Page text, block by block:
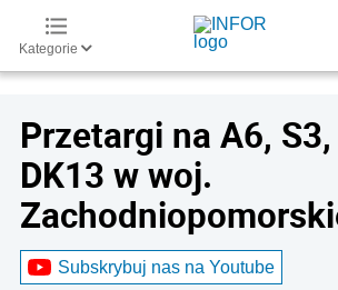
Kategorie
Przetargi na A6,
DK13 w woj.
Subskrybuj nas na Youtube